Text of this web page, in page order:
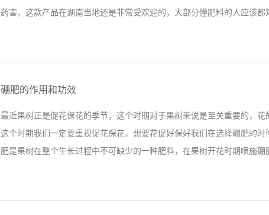
药害。这款产品在湖南当地还是非常受欢迎的，大部分懂肥料的人应该
如何施用。 西红柿使用翠姆微生物菌剂湖南衡阳张大哥种植的西红柿，
势相当不错，土壤疏松，西红柿转色也比较早，果个均匀，要比其他农
对拉姆拉产品效果还是挺满意的，日后也会继续使用拉姆拉产品的。 西
观都极为重要，所以我们用肥也要选择一款安全系数比较高的产品，即
硼肥的作用和功效
最近果树正是促花保花的季节，这个时期对于果树来说是至关重要的，
这个时期我们一定要重视促花保花，想要花促好保好我们在选择硼肥的
肥是果树在整个生长过程中不可缺少的一种肥料，在果树开花时期喷施